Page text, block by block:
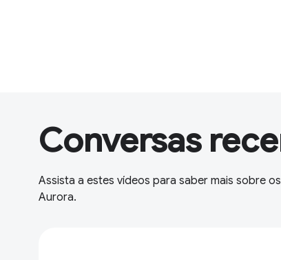
Conversas
Assista a estes vídeos para saber mais sobre
Aurora.